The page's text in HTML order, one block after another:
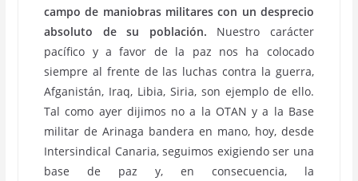
campo de maniobras militares con un desprecio
absoluto de su población. Nuestro carácter
pacífico y a favor de la paz nos ha colocado
siempre al frente de las luchas contra la guerra,
Afganistán, Iraq, Libia, Siria, son ejemplo de ello.
Tal como ayer dijimos no a la OTAN y a la Base
militar de Arinaga bandera en mano, hoy, desde
Intersindical Canaria, seguimos exigiendo ser una
base de paz y, en consecuencia, la